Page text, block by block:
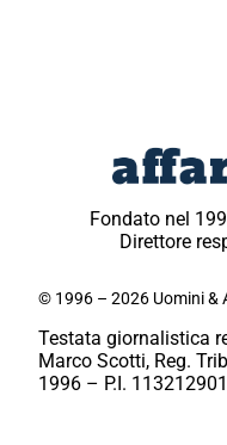
Fondato nel
Direttore
© 1996 – 2026 Uomini &
Testata giornalistica
Marco Scotti, Reg.
1996 – P.I.